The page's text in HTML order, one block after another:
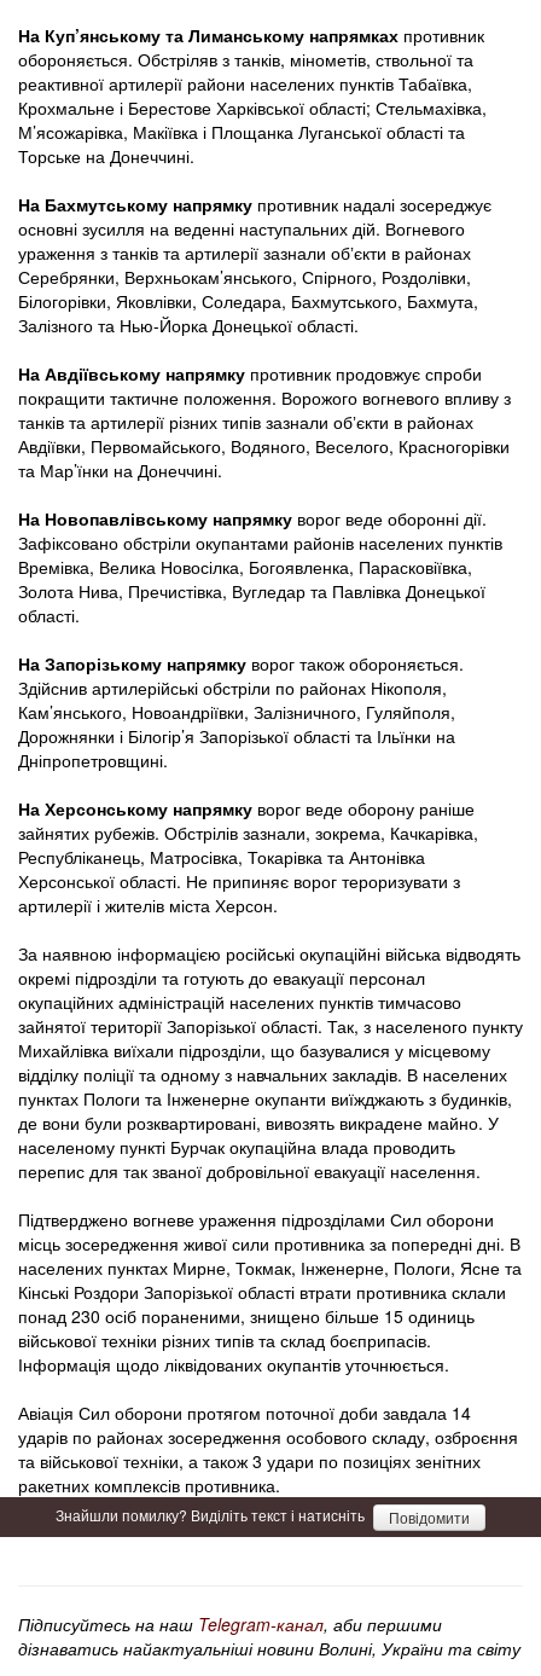
На Куп’янському та Лиманському напрямках противник
обороняється. Обстріляв з танків, мінометів, ствольної та
реактивної артилерії райони населених пунктів Табаївка,
Крохмальне і Берестове Харківської області; Стельмахівка,
М’ясожарівка, Макіївка і Площанка Луганської області та
Торське на Донеччині.
На Бахмутському напрямку противник надалі зосереджує
основні зусилля на веденні наступальних дій. Вогневого
ураження з танків та артилерії зазнали обʼєкти в районах
Серебрянки, Верхньокам’янського, Спірного, Роздолівки,
Білогорівки, Яковлівки, Соледара, Бахмутського, Бахмута,
Залізного та Нью-Йорка Донецької області.
На Авдіївському напрямку противник продовжує спроби
покращити тактичне положення. Ворожого вогневого впливу з
танків та артилерії різних типів зазнали обʼєкти в районах
Авдіївки, Первомайського, Водяного, Веселого, Красногорівки
та Мар’їнки на Донеччині.
На Новопавлівському напрямку ворог веде оборонні дії.
Зафіксовано обстріли окупантами районів населених пунктів
Времівка, Велика Новосілка, Богоявленка, Парасковіївка,
Золота Нива, Пречистівка, Вугледар та Павлівка Донецької
області.
На Запорізькому напрямку ворог також обороняється.
Здійснив артилерійські обстріли по районах Нікополя,
Кам’янського, Новоандріївки, Залізничного, Гуляйполя,
Дорожнянки і Білогір’я Запорізької області та Ільїнки на
Дніпропетровщині.
На Херсонському напрямку ворог веде оборону раніше
зайнятих рубежів. Обстрілів зазнали, зокрема, Качкарівка,
Республіканець, Матросівка, Токарівка та Антонівка
Херсонської області. Не припиняє ворог тероризувати з
артилерії і жителів міста Херсон.
За наявною інформацією російські окупаційні війська відводять
окремі підрозділи та готують до евакуації персонал
окупаційних адміністрацій населених пунктів тимчасово
зайнятої території Запорізької області. Так, з населеного пункту
Михайлівка виїхали підрозділи, що базувалися у місцевому
відділку поліції та одному з навчальних закладів. В населених
пунктах Пологи та Інженерне окупанти виїжджають з будинків,
де вони були розквартировані, вивозять викрадене майно. У
населеному пункті Бурчак окупаційна влада проводить
перепис для так званої добровільної евакуації населення.
Підтверджено вогневе ураження підрозділами Сил оборони
місць зосередження живої сили противника за попередні дні. В
населених пунктах Мирне, Токмак, Інженерне, Пологи, Ясне та
Кінські Роздори Запорізької області втрати противника склали
понад 230 осіб пораненими, знищено більше 15 одиниць
військової техніки різних типів та склад боєприпасів.
Інформація щодо ліквідованих окупантів уточнюється.
Авіація Сил оборони протягом поточної доби завдала 14
ударів по районах зосередження особового складу, озброєння
та військової техніки, а також 3 удари по позиціях зенітних
ракетних комплексів противника.
Знайшли помилку? Виділіть текст і натисніть Повідомити
Підписуйтесь на наш Telegram-канал, аби першими
дізнаватись найактуальніші новини Волині, України та світу